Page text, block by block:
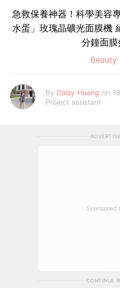
急救保養神器！科學美容
水蛋」玫瑰晶礦光面膜機
分鐘面膜
Beauty
By Daisy Huang on
Project assistant
Sponsored
CONTINUE